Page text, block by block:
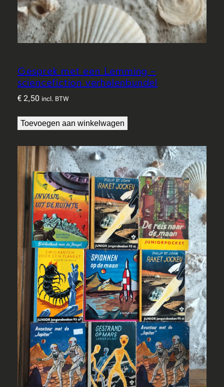
m
1
9
6
a
n
t
Gesprek met een Lemming –
sciencefiction verhalenbundel
€2,50 incl. BTW
Toevoegen aan winkelwagen